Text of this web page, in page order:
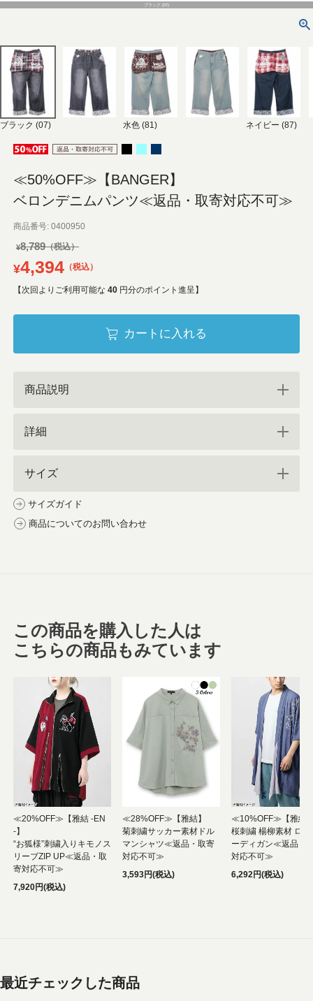
ブラック (07)
ブラック (07) 水色 (81) ネイビー (87)
≪50%OFF≫【BANGER】
ベロンデニムパンツ≪返品・取寄対応不可≫
商品番号 0400950
¥8,789
¥4,394 税込
【次回よりご利用可能な 40 円分のポイント進呈】
カートに入れる
商品説明
詳細
サイズ
サイズガイド
商品についてのお問い合わせ
この商品を購入した人は
こちらの商品もみています
≪20%OFF≫【雅結 -EN
-】
“お狐様”刺繍入りキモノス
リーブZIP UP≪返品・取
寄対応不可≫
7,920円(税込)
≪28%OFF≫【雅結】
菊刺繍サッカー素材ドル
マンシャツ≪返品・取寄
対応不可≫
3,593円(税込)
≪10%OFF≫【雅結
桜刺繍 楊柳素材 ロン
ーディガン≪返品・
対応不可≫
6,292円(税込)
最近チェックした商品